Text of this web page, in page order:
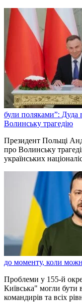
були поляками”: Дуда
Волинську трагедію
Президент Польщі
про Волинську
українських
до моменту, коли
Проблеми у 155-й
Київська" могли бути
командирів та всіх